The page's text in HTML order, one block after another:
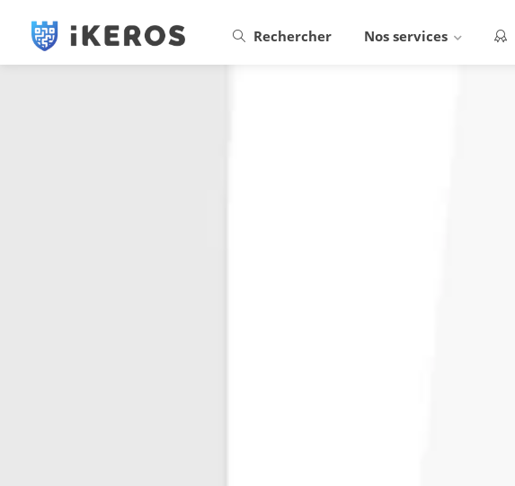
Rechercher Nos services